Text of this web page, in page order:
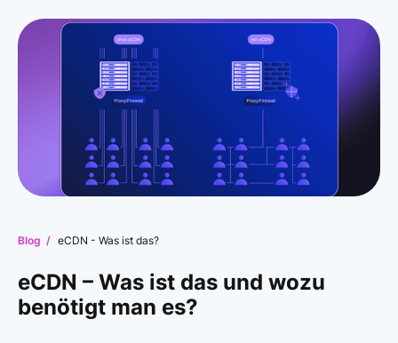
Blog / eCDN - Was ist das?
eCDN – Was ist das und wozu
benötigt man es?